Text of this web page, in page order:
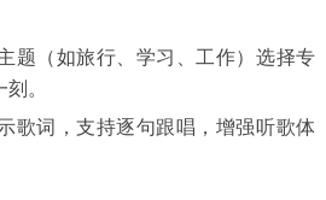
题（如旅行、学习、工作）选择专
。
歌词，支持逐句跟唱，增强听歌体